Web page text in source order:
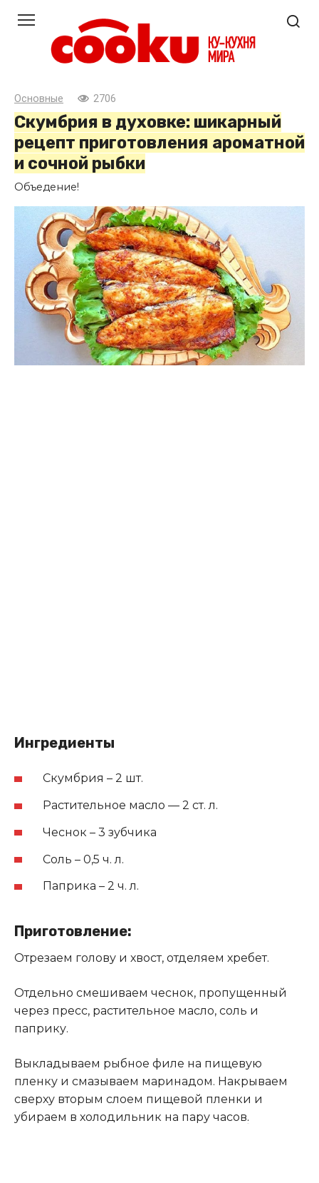
контенту
Основные 2706
Скумбрия в духовке: шикарный
рецепт приготовления ароматной
и сочной рыбки
Объедение!
Ингредиенты
Скумбрия – 2 шт.
Растительное масло — 2 ст. л.
Чеснок – 3 зубчика
Соль – 0,5 ч. л.
Паприка – 2 ч. л.
Приготовление:
Отрезаем голову и хвост, отделяем хребет.
Отдельно смешиваем чеснок, пропущенный
через пресс, растительное масло, соль и
паприку.
Выкладываем рыбное филе на пищевую
пленку и смазываем маринадом. Накрываем
сверху вторым слоем пищевой пленки и
убираем в холодильник на пару часов.